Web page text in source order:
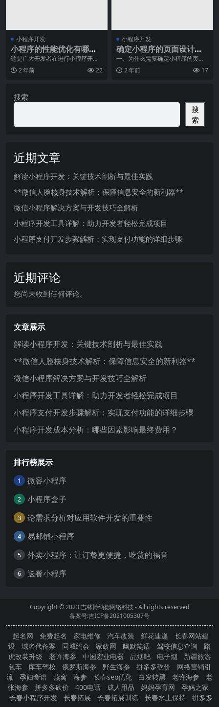
小程序开发
小程序的性能优化有哪些
技巧？
这是广大开发者在进行小程序开发
过程中，最需要了解的问题之一。
毕竟，在小程序设计中
2 年前 22
小程序开发
确定小程序的页面设计风
格和交互效果，包括颜
色、字体、图标、动画
等。
一、为什么需要确定小程序的页面
设计风格和交互效果？小程序是一
种在移动设备上运行的
2 年前 17
搜索
搜
索
近期文章
解读小程序开发：关键技术剖析与最佳实践
**微信人脸核身技术解析：保障信息安全的新利器**
微信小程序解决方案与开发技巧全解析
小程序开发工具详解：助力开发者轻松完成项目
小程序支付开发步骤解析：实现支付功能的详细步骤
近期评论
您尚未收到任何评论。
文章展示
解读小程序开发：关键技术剖析与最佳实践
**微信人脸核身技术解析：保障信息安全的新利器**
微信小程序解决方案与开发技巧全解析
小程序开发工具详解：助力开发者轻松完成项目
小程序支付开发步骤解析：实现支付功能的详细步骤
小程序开发成本分析：哪些因素影响最终费用？
排行榜展示
1 微容小程序
2 小程序盒子
3 论需求分析对应用软件开发的重要性
4 易邮铺小程序
5 外卖小程序：让订餐更便捷，吃货的福音
6 送餐小程序
Copyright © 2023吉林博纳德网络科技- All rights reserved
备案号:吉ICP备2021005307号
起名网 免费起名 家电维修 汽车改装 鲜花速递
长春网站建
设
域名代备案 同城约会 家政网 幽默笑话 驾校信息查询
路
虎改装升级
老许海参 中国宏业电器 品烟吧 电子烟
新疆旅游
包车
库车驾校 俄罗斯海参 野生海参 拼多多砍价
网络营销引
流
孕妇食谱 燕窝 海参 长春seo优化 白发转黑 老许海参
老
张海参
拼多多砍价 400电话 成人用品 妈妈孕育网
孕妈之家
长春小程序开发
长春拓展 长春拓展训练 长春水土保持
拼多多